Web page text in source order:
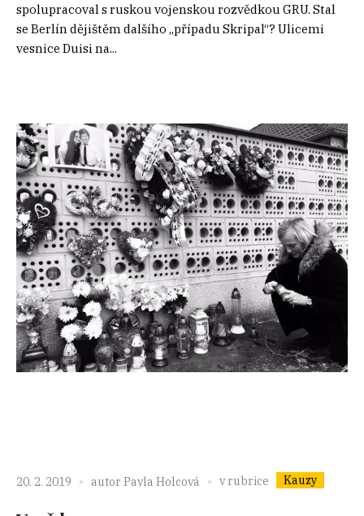
spolupracoval s ruskou vojenskou rozvědkou GRU. Stal
se Berlín dějištěm dalšího „případu Skripal“? Ulicemi
vesnice Duisi na...
20. 2. 2019 autor Pavla Holcová v rubrice Kauzy